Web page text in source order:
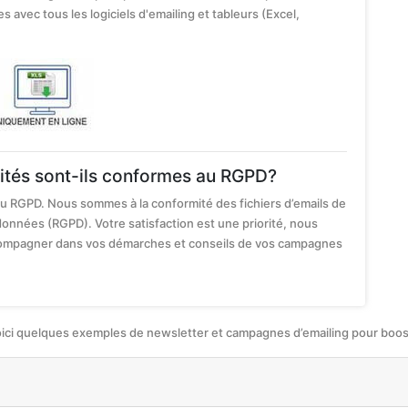
avec tous les logiciels d'emailing et tableurs (Excel,
sont-ils conformes au RGPD?
Nous sommes à la conformité des fichiers d’emails de
(RGPD). Votre satisfaction est une priorité, nous
dans vos démarches et conseils de vos campagnes
quelques exemples de newsletter et campagnes d’emailing pour